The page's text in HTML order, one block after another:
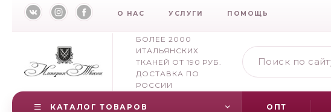
О НАС УСЛУГИ ПОМОЩЬ
БОЛЕЕ 2000
ИТАЛЬЯНСКИХ
ТКАНЕЙ ОТ 190 РУБ.
ДОСТАВКА ПО
РОССИИ
КАТАЛОГ ТОВАРОВ ОПТ